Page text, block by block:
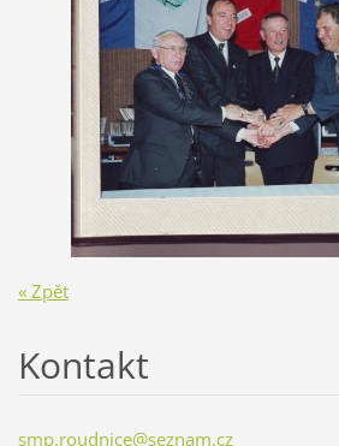
« Zpět
Kontakt
smp,roudnice@seznam.cz